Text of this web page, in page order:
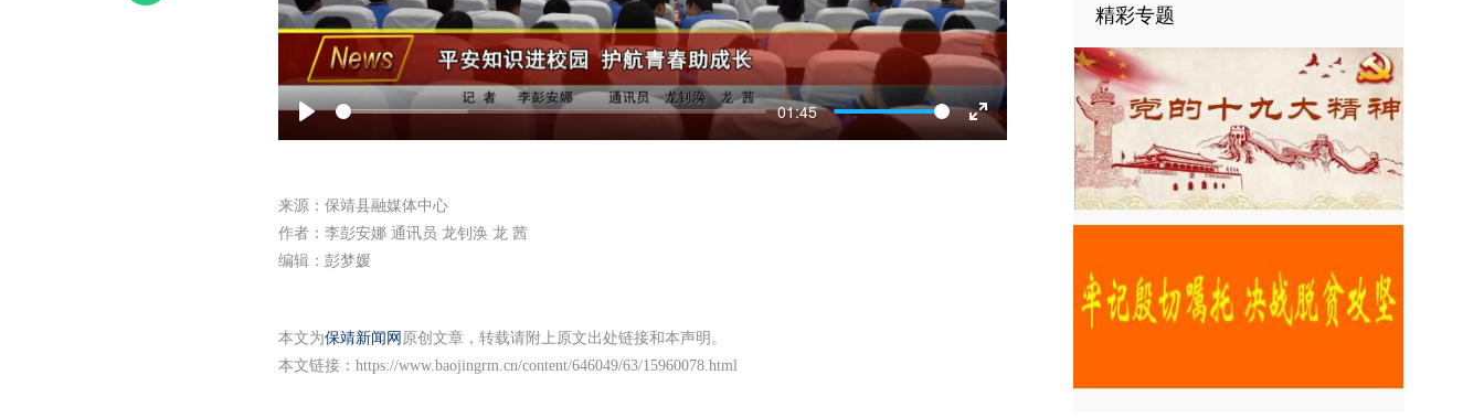
Play
01:45
Enter
来源：保靖县融媒体中心
作者：李彭安娜 通讯员 龙钊涣 龙 茜
编辑：彭梦媛
本文为保靖新闻网 原创文章，转载请附上原文出处链接和本声明。
本文链接： https://www.baojingrm.cn/content/646049/63/15960078.html
精彩专题